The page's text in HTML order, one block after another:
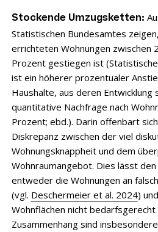
Stockende Umzugsketten:
Statistischen Bundesamtes
errichteten Wohnungen zwischen
Prozent gestiegen ist
ist ein höherer prozentualer
Haushalte, aus deren Entwicklung
quantitative Nachfrage nach
Prozent; ebd.). Darin offenbart
Diskrepanz zwischen der viel
Wohnungsknappheit und dem
Wohnraumangebot. Dies lässt den
entweder die Wohnungen an
(vgl. Deschermeier et al. 2024)
Wohnflächen nicht
Zusammenhang sind